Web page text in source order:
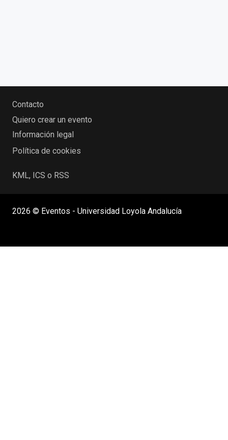
Contacto
Quiero crear un evento
Información legal
Política de cookies
KML, ICS o RSS
2026 © Eventos - Universidad Loyola Andalucía